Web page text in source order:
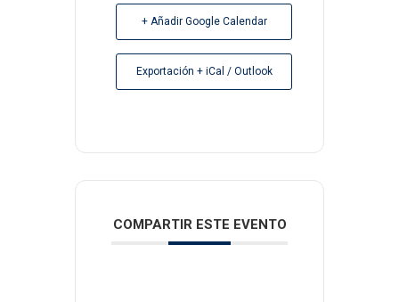
+ Añadir Google Calendar
Exportación + iCal / Outlook
COMPARTIR ESTE EVENTO